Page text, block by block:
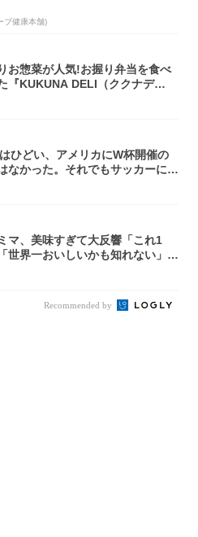
ブ健康本舗)
お惣菜が人気!お握り弁当を食べ
『KUKUNA DELI（ククナデ
ひどい、アメリカにW杯開催の
なかった。それでもサッカーには
マ、美味すぎて大反響「これ1
世界一おいしいかも知れない」
Recommended by